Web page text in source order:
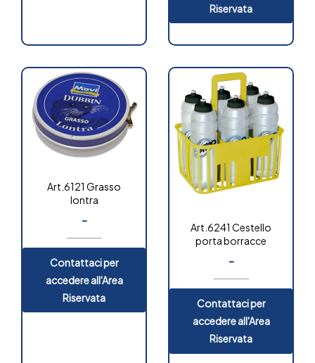
Riservata
OUT OF
STOCK
Art.6121 Grasso
lontra
-
Contattaci per
accedere all'Area
Riservata
Art.6241 Cestello
porta borracce
-
Contattaci per
accedere all'Area
Riservata